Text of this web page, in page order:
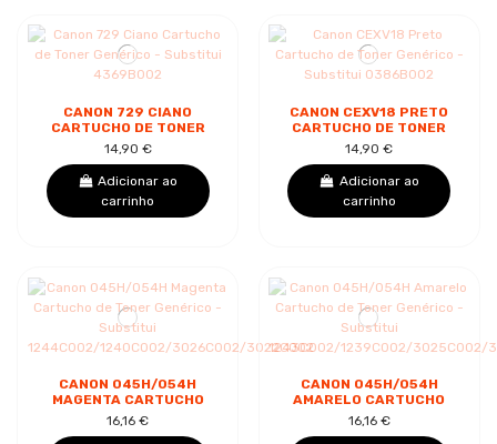
CANON 729 CIANO
CARTUCHO DE TONER
GENÉRICO -
SUBSTITUI 4369B002
14,90 €
Adicionar ao
carrinho
CANON CEXV18 PRETO
CARTUCHO DE TONER
GENÉRICO -
SUBSTITUI 0386B002
14,90 €
Adicionar ao
carrinho
CANON 045H/054H
MAGENTA CARTUCHO
DE TONER GENÉRICO -
SUBSTITUI...
16,16 €
CANON 045H/054H
AMARELO CARTUCHO
DE TONER GENÉRICO -
SUBSTITUI...
16,16 €